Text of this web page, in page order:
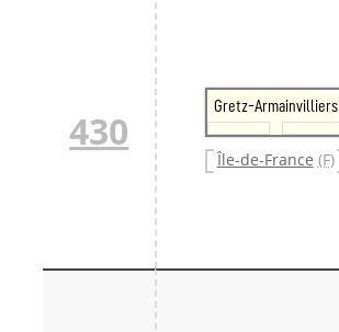
430
Gretz-Armainvilliers
Île-de-France (F)